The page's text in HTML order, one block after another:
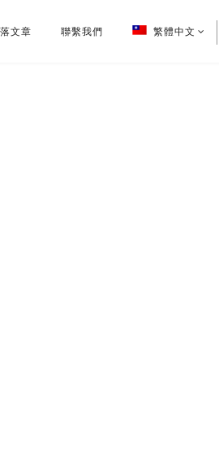
文章 聯繫我們 繁體中文